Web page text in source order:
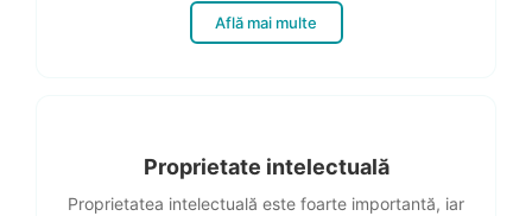
Află mai multe
Proprietate intelectuală
Proprietatea intelectuală este foarte importantă, iar